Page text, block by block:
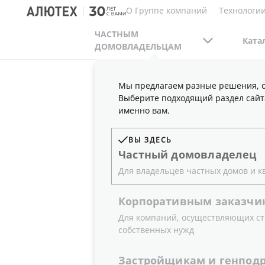
О Группе компаний
ЧАСТНЫМ
ДОМОВЛАДЕЛЬЦАМ
Мы предлагаем разные решения,
Выберите подходящий раздел
именно вам.
ВЫ ЗДЕСЬ
Частный домовладелец
Для владельцев частных домов и
Корпоративным
Для компаний, осуществляющих
собственных нужд
Застройщикам и
ЧАСТНЫМ ДОМОВЛАДЕЛЬЦАМ
ПО
LEVIGATO